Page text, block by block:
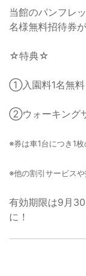
当館のパンフレ
名様無料招待券
☆特典☆
①入園料1名無料
②ウォーキング
※券は車1台につき1
※他の割引サービス
有効期限は9月
に！